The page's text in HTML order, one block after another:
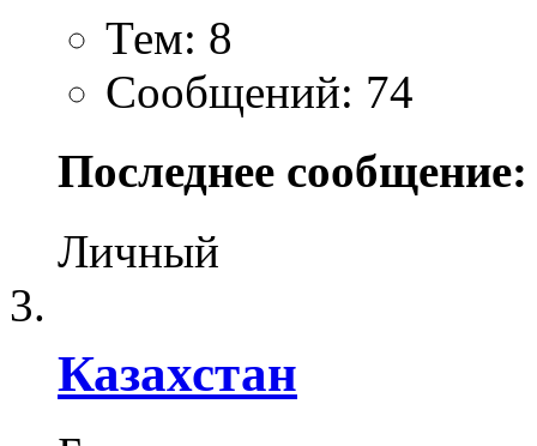
Тем: 8
Сообщений: 74
Последнее сообщение:
Личный
Казахстан